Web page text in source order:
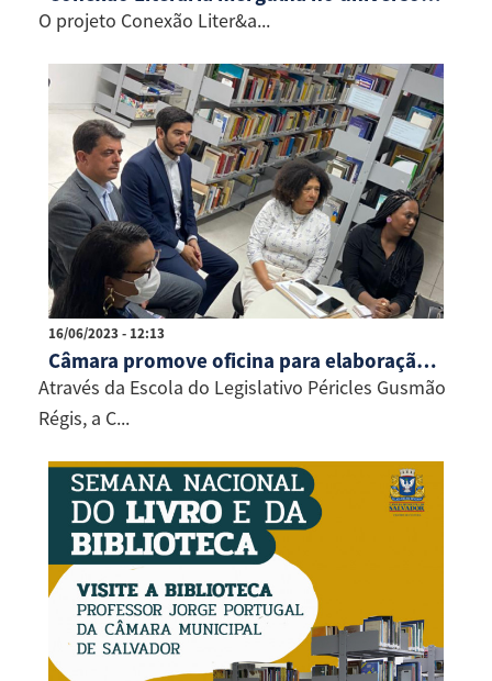
O projeto Conexão Liter&a...
16/06/2023 - 12:13
Câmara promove oficina para elaboração de emendas à LDO
Através da Escola do Legislativo Péricles Gusmão
Régis, a C...